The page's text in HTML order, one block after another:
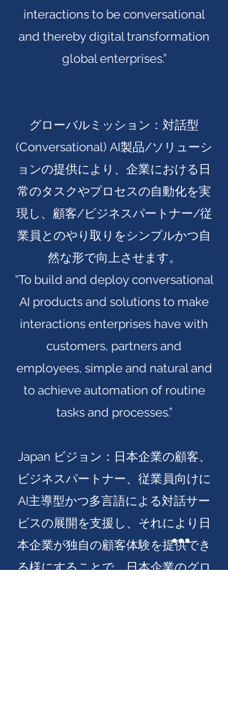
interactions to be conversational
and thereby digital transformation
global enterprises.”
グローバルミッション：対話型
(Conversational) AI製品/ソリューシ
ョンの提供により、企業における日
常のタスクやプロセスの自動化を実
現し、顧客/ビジネスパートナー/従
業員とのやり取りをシンプルかつ自
然な形で向上させます。
“To build and deploy conversational
AI products and solutions to make
interactions enterprises have with
customers, partners and
employees, simple and natural and
to achieve automation of routine
tasks and processes.”
Japan ビジョン：日本企業の顧客、
ビジネスパートナー、従業員向けに
AI主導型かつ多言語による対話サー
ビスの展開を支援し、それにより日
本企業が独自の顧客体験を提供でき
る様にすることで、日本企業のグロ